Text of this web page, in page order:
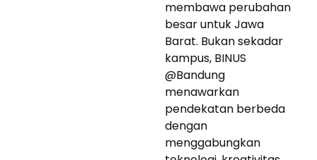
membawa perubahan
besar untuk Jawa
Barat. Bukan sekadar
kampus, BINUS
@Bandung
menawarkan
pendekatan berbeda
dengan
menggabungkan